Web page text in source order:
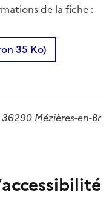
de la fiche :
35 Ko)
Mézières-en-Br